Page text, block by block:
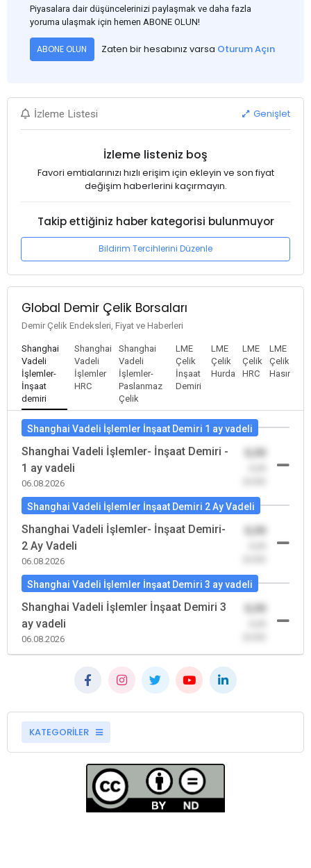
Piyasalara dair düşüncelerinizi paylaşmak ve daha fazla
yoruma ulaşmak için hemen ABONE OLUN!
ABONE OLUN Zaten bir hesabınız varsa Oturum Açın
İzleme Listesi Genişlet
İzleme listeniz boş
Favori emtialarınızı hızlı erişim için ekleyin ve son fiyat
değişim haberlerini kaçırmayın.
Takip ettiğiniz haber kategorisi bulunmuyor
Bildirim Tercihlerini Düzenle
Global Demir Çelik Borsaları
Demir Çelik Endeksleri, Fiyat ve Haberleri
Shanghai
Vadeli
İşlemler-
İnşaat
demiri
Shanghai
Vadeli
İşlemler
HRC
Shanghai
Vadeli
İşlemler-
Paslanmaz
Çelik
LME
Çelik
İnşaat
Demiri
LME
Çelik
Hurda
LME
Çelik
HRC
LME
Çelik
Hasır
Shanghai Vadeli İşlemler İnşaat Demiri 1 ay vadeli
Shanghai Vadeli İşlemler- İnşaat Demiri -
1 ay vadeli
06.08.2026
Shanghai Vadeli İşlemler İnşaat Demiri 2 Ay Vadeli
Shanghai Vadeli İşlemler- İnşaat Demiri-
2 Ay Vadeli
06.08.2026
Shanghai Vadeli İşlemler İnşaat Demiri 3 ay vadeli
Shanghai Vadeli İşlemler İnşaat Demiri 3
ay vadeli
06.08.2026
KATEGORİLER